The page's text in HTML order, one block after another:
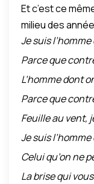
nos propres
fidèle à son
peuple, sa race
Stéphen Alexis!
grands écrivains
fantoches »!
la fidélité à soi.
demain, Dadié
(éternel). »
ivoirienne : «
Ponty du
dans la poésie
le roman et
vous remercie
assume non
traits de sa
destin, en un
identité. Il s’en
(Poésie d’une
Nouvelliste,
Et c’est ce
milieu des
Dadié tels que: «
la paix », «
de lui, donc de
Je suis
Parce que
L’homme dont
Parce que
Feuille au vent,
Je suis l’homme
Celui qu’on ne
La brise qui